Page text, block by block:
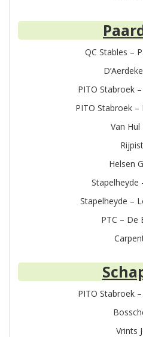
QC Stables –
PITO Stabroek
PITO Stabroek –
Van Hul
Helsen
Stapelheyde
Stapelheyde –
PTC – De
PITO Stabroek
Vrints